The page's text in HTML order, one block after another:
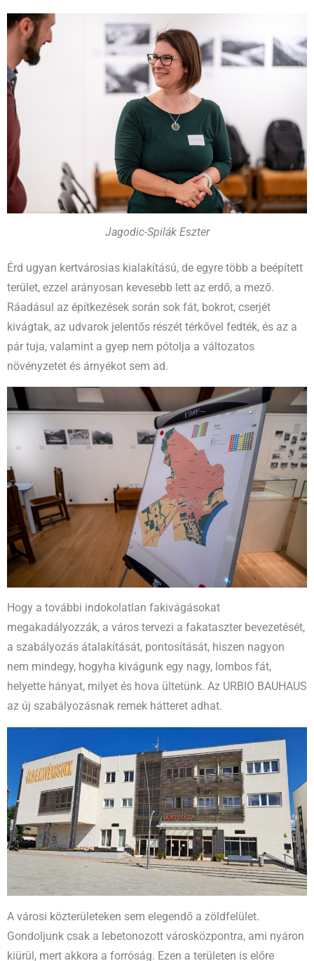
Jagodic-Spilák Eszter
Érd ugyan kertvárosias kialakítású, de egyre több a beépített
terület, ezzel arányosan kevesebb lett az erdő, a mező.
Ráadásul az építkezések során sok fát, bokrot, cserjét
kivágtak, az udvarok jelentős részét térkővel fedték, és az a
pár tuja, valamint a gyep nem pótolja a változatos
növényzetet és árnyékot sem ad.
Hogy a további indokolatlan fakivágásokat
megakadályozzák, a város tervezi a fakataszter bevezetését,
a szabályozás átalakítását, pontosítását, hiszen nagyon
nem mindegy, hogyha kivágunk egy nagy, lombos fát,
helyette hányat, milyet és hova ültetünk. Az URBIO BAUHAUS
az új szabályozásnak remek hátteret adhat.
A városi közterületeken sem elegendő a zöldfelület.
Gondoljunk csak a lebetonozott városközpontra, ami nyáron
kiürül, mert akkora a forróság. Ezen a területen is előre